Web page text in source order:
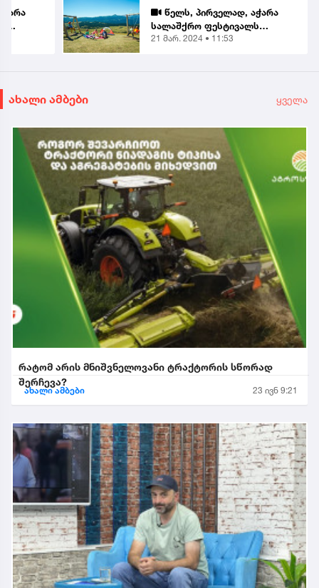
წელს, პირველად, აჭარა
სალაშქრო ფესტივალს
უმასპინძლებს
21 მარ. 2024 • 11:53
ახალი ამბები ყველა
რატომ არის მნიშვნელოვანი ტრაქტორის სწორად
შერჩევა?
ახალი ამბები 23 ივნ 9:21